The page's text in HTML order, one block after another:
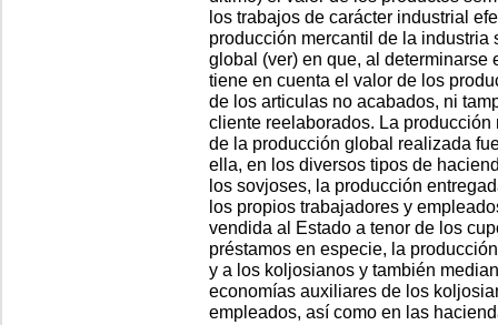
los trabajos de carácter industrial
producción mercantil de la
global (ver) en que, al determinarse
tiene en cuenta el valor de los
de los articulas no acabados, ni
cliente reelaborados. La
de la producción global realizada
ella, en los diversos tipos de
los sovjoses, la producción
los propios trabajadores y
vendida al Estado a tenor de los
préstamos en especie, la
y a los koljosianos y también
economías auxiliares de los
empleados, así como en las